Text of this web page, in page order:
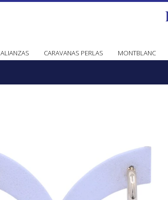
ALIANZAS CARAVANAS PERLAS MONTBLANC